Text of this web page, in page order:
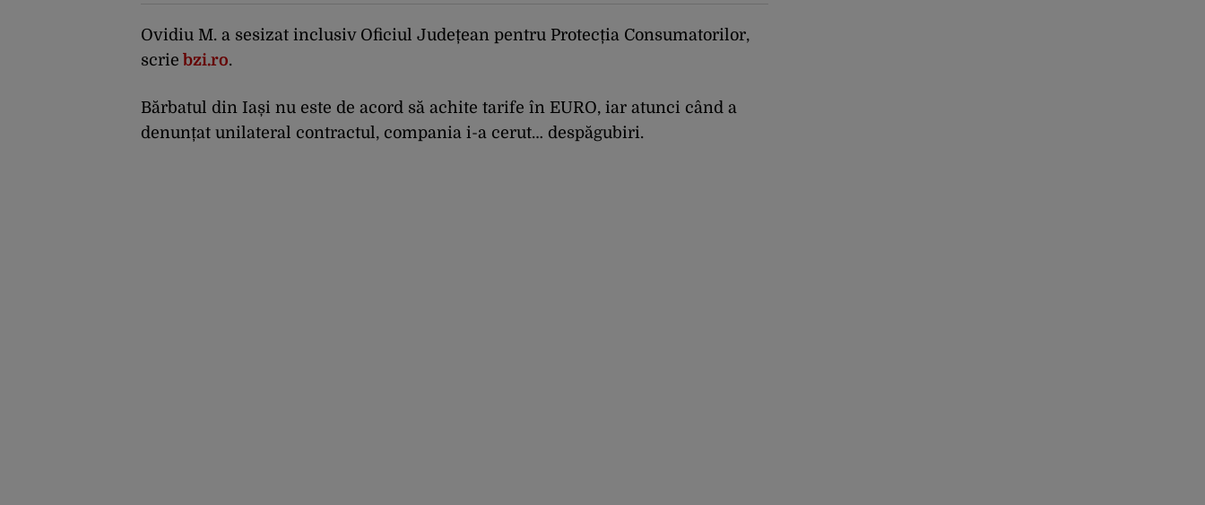
investitorilor: „Totuși,
perspectiva rămâne
rezervată”
Ovidiu M. a sesizat inclusiv Oficiul Județean pentru Protecția Consumatorilor,
scrie bzi.ro.
Bărbatul din Iași nu este de acord să achite tarife în EURO, iar atunci când a
denunțat unilateral contractul, compania i-a cerut… despăgubiri.